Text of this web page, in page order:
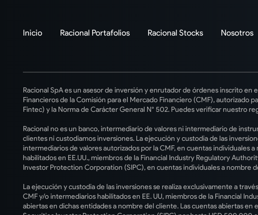
Inicio Racional Portafolios Racional Stocks Nosotros
Racional SpA es un asesor de inversión y enrutador de órdenes inscrito en
Financieros de la Comisión para el Mercado Financiero (CMF), autorizado
Fintec) y la Norma de Carácter General N° 502. Puedes verificar nuestro
Racional no es un banco, intermediario de valores ni intermediario de
clientes ni custodiamos inversiones. La ejecución y custodia de las
intermediarios de valores autorizados por la CMF, en cuentas individuales
habilitados en EE.UU., miembros de la Financial Industry Regulatory
Investor Protection Corporation (SIPC), en cuentas individuales a nombre
La ejecución y custodia de las inversiones se realiza exclusivamente a
CMF y/o intermediarios habilitados en EE. UU, miembros de la Financial
abiertas en dichas entidades a nombre del cliente. Las cuentas abiertas en